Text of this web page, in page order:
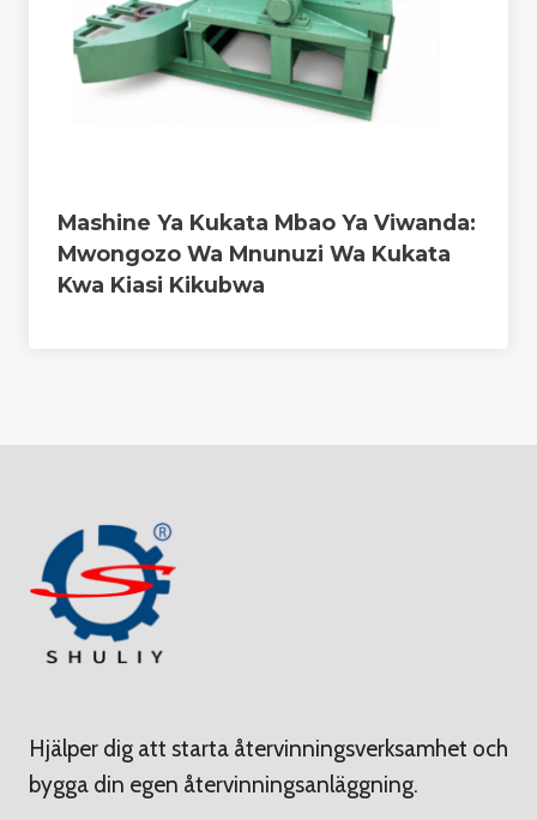
Mashine Ya Kukata Mbao Ya Viwanda:
Mwongozo Wa Mnunuzi Wa Kukata
Kwa Kiasi Kikubwa
Hjälper dig att starta återvinningsverksamhet och
bygga din egen återvinningsanläggning.